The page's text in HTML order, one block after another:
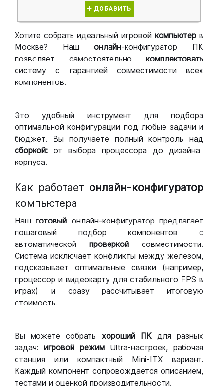
ДОБАВИТЬ
Хотите собрать идеальный игровой компьютер в
Москве? Нашонлайн-конфигуратор ПК
позволяет самостоятельно комплектовать
систему с гарантией совместимости всех
компонентов.
Это удобный инструмент для подбора
оптимальной конфигурации под любые задачи и
бюджет. Вы получаете полный контроль над
сборкой: от выбора процессора до дизайна
корпуса.
Как работает онлайн-конфигуратор
компьютера
Нашготовый онлайн-конфигуратор предлагает
пошаговый подбор компонентов с
автоматической проверкой совместимости.
Система исключает конфликты между железом,
подсказывает оптимальные связки (например,
процессор и видеокарту для стабильного FPS в
играх) и сразу рассчитывает итоговую
стоимость.
Вы можете собрать хороший ПКдля разных
задач: игровой режим Ultra-настроек, рабочая
станция или компактный Mini-ITX вариант.
Каждый компонент сопровождается описанием,
тестами и оценкой производительности.